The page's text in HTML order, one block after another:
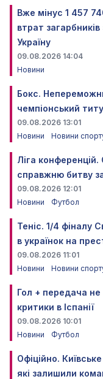
Вже мінус 1 457
втрат
Україну
09.08.2026 14:04
Новини
Бокс.
чемпіонський
09.08.2026 13:01
Новини
Новини
Ліга
справжню битву
09.08.2026 12:01
Новини
Футбол
Теніс. 1/4 фіналу
в українок на
09.08.2026 11:01
Новини
Новини
Гол + передача не
критики в Іспанії
09.08.2026 10:01
Новини
Футбол
Офіційно.
які залишили